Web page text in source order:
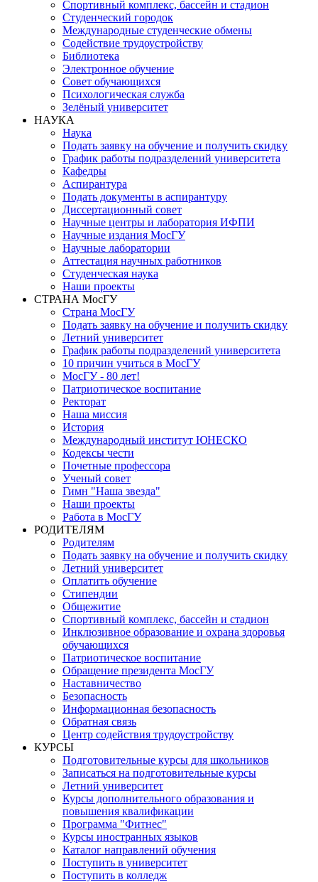
Спортивный комплекс, бассейн и стадион
Студенческий городок
Международные студенческие обмены
Содействие трудоустройству
Библиотека
Электронное обучение
Совет обучающихся
Психологическая служба
Зелёный университет
НАУКА
Наука
Подать заявку на обучение и получить скидку
График работы подразделений университета
Кафедры
Аспирантура
Подать документы в аспирантуру
Диссертационный совет
Научные центры и лаборатория ИФПИ
Научные издания МосГУ
Научные лаборатории
Аттестация научных работников
Студенческая наука
Наши проекты
СТРАНА МосГУ
Страна МосГУ
Подать заявку на обучение и получить скидку
Летний университет
График работы подразделений университета
10 причин учиться в МосГУ
МосГУ - 80 лет!
Патриотическое воспитание
Ректорат
Наша миссия
История
Международный институт ЮНЕСКО
Кодексы чести
Почетные профессора
Ученый совет
Гимн "Наша звезда"
Наши проекты
Работа в МосГУ
РОДИТЕЛЯМ
Родителям
Подать заявку на обучение и получить скидку
Летний университет
Оплатить обучение
Стипендии
Общежитие
Спортивный комплекс, бассейн и стадион
Инклюзивное образование и охрана здоровья
обучающихся
Патриотическое воспитание
Обращение президента МосГУ
Наставничество
Безопасность
Информационная безопасность
Обратная связь
Центр содействия трудоустройству
КУРСЫ
Подготовительные курсы для школьников
Записаться на подготовительные курсы
Летний университет
Курсы дополнительного образования и
повышения квалификации
Программа "Фитнес"
Курсы иностранных языков
Каталог направлений обучения
Поступить в университет
Поступить в колледж